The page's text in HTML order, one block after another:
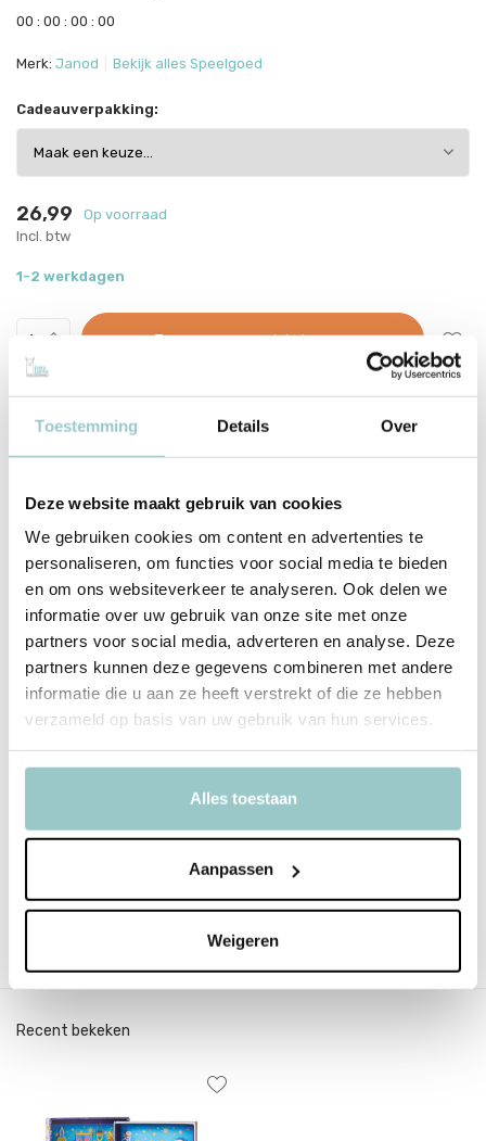
Toestemming Details Over
Deze website maakt gebruik van cookies
We gebruiken cookies om content en advertenties te
personaliseren, om functies voor social media te bieden
en om ons websiteverkeer te analyseren. Ook delen we
informatie over uw gebruik van onze site met onze
partners voor social media, adverteren en analyse. Deze
partners kunnen deze gegevens combineren met andere
informatie die u aan ze heeft verstrekt of die ze hebben
verzameld op basis van uw gebruik van hun services.
Alles toestaan
Aanpassen
Weigeren
00 : 00 : 00 : 00
Merk: Janod Bekijk alles Speelgoed
Cadeauverpakking:
26,99
Op voorraad
Incl. btw
1-2 werkdagen
Toevoegen aan winkelwagen
This product is available in the following variants:
Voor 15:00 besteld, dezelfde werkdag verzonden
Met zorg ingepakt vanuit onze conceptstore
Productomschrijving
Janod Atelier - Magic School - Mijn
Toverdrankjes
SKU 11.9142
3700217391423
Recent bekeken